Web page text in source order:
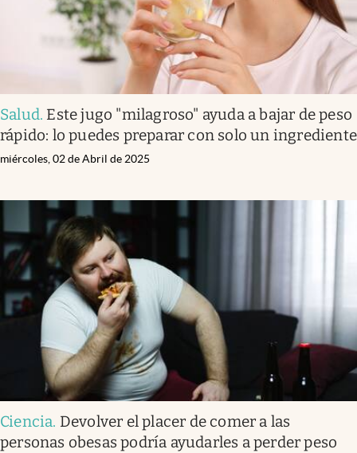
Salud. Este jugo "milagroso" ayuda a bajar de peso
rápido: lo puedes preparar con solo un ingrediente
miércoles, 02 de Abril de 2025
Ciencia. Devolver el placer de comer a las
personas obesas podría ayudarles a perder peso